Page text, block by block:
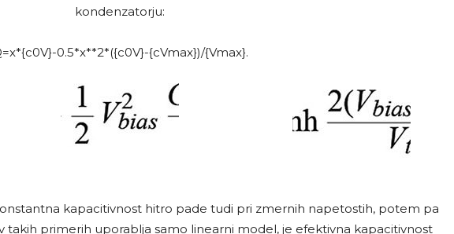
kondenzatorju:
0.5*x**2*({c0V}-{cVmax})/{Vmax}.
kapacitivnost hitro pade tudi pri zmernih napetostih, potem pa
takih primerih uporablja samo linearni model, je efektivna kapacitivnost